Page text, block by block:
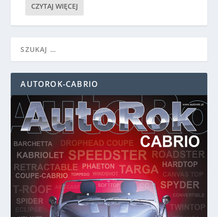
CZYTAJ WIĘCEJ
AUTOROK-CABRIO